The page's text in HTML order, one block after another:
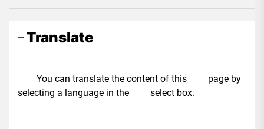
Translate
You can translate the content of this page by
selecting a language in the select box.